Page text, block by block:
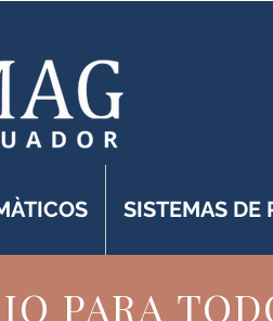
SISTEMAS DE
PARA